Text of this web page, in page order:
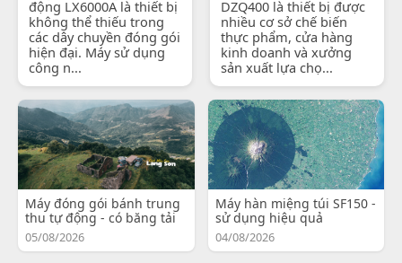
động LX6000A là thiết bị
không thể thiếu trong
các dây chuyền đóng gói
hiện đại. Máy sử dụng
công n...
DZQ400 là thiết bị được
nhiều cơ sở chế biến
thực phẩm, cửa hàng
kinh doanh và xưởng
sản xuất lựa chọ...
Máy đóng gói bánh trung
thu tự động - có băng tải
05/08/2026
Máy hàn miệng túi SF150 -
sử dụng hiệu quả
04/08/2026